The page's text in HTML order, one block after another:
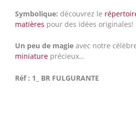
Symbolique: découvrez le
matières pour des idées originales!
Un peu de magie avec notre
miniature précieux…
Réf : 1 _ BR FULGURANTE